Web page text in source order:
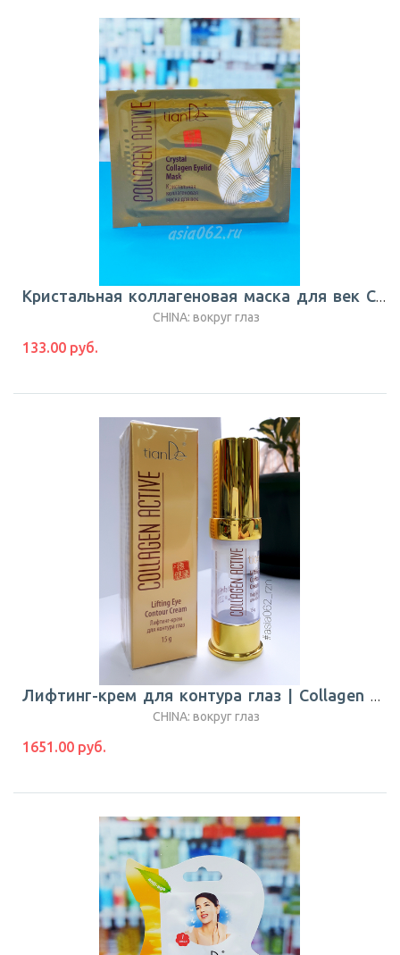
Кристальная коллагеновая маска для век Collagen Active 1шт |TianDe
CHINA: вокруг глаз
133.00 руб.
Лифтинг-крем для контура глаз | Collagen Active | TianDe
CHINA: вокруг глаз
1651.00 руб.